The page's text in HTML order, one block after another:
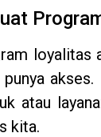
loyalitas
punya
atau
kita.